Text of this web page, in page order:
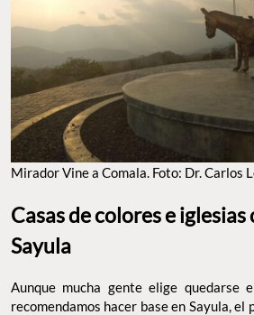
Mirador Vine a Comala. Foto: Dr. Carlos
Casas de colores e
Sayula
Aunque mucha gente elige quedarse
recomendamos hacer base en Sayula, el